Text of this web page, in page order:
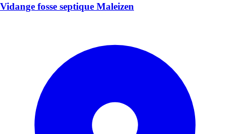
Vidange fosse septique Maleizen